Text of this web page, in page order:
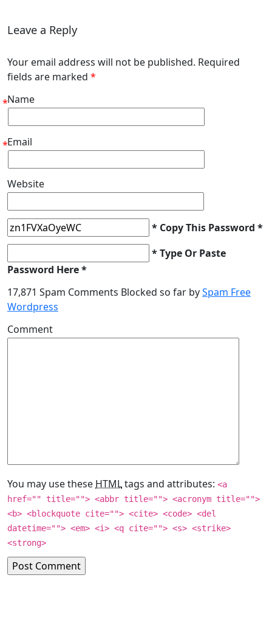
Leave a Reply
Your email address will not be published. Required
fields are marked *
Name
*
Email
*
Website
* Copy This Password *
* Type Or Paste
Password Here *
17,871 Spam Comments Blocked so far bySpam Free
Wordpress
Comment
You may use these HTMLtags and attributes: <a
href="" title=""> <abbr title=""> <acronym title="">
<b> <blockquote cite=""> <cite> <code> <del
datetime=""> <em> <i> <q cite=""> <s> <strike>
<strong>